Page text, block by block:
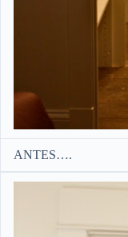
ANTES….